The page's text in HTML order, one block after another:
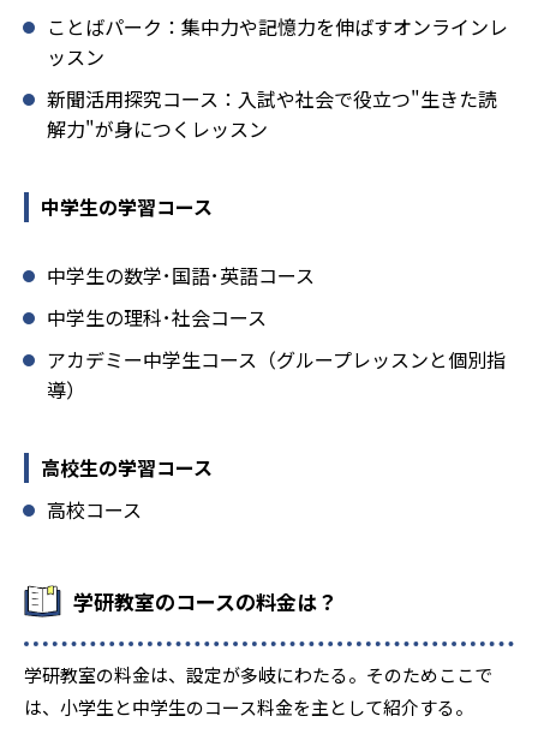
ことばパーク：集中力や記憶力を伸ばすオンラインレ
ッスン
新聞活用探究コース：入試や社会で役立つ"生きた読
解力"が身につくレッスン
中学生の学習コース
中学生の数学･国語･英語コース
中学生の理科･社会コース
アカデミー中学生コース（グループレッスンと個別指
導）
高校生の学習コース
高校コース
学研教室のコースの料金は？
学研教室の料金は、設定が多岐にわたる。そのためここで
は、小学生と中学生のコース料金を主として紹介する。